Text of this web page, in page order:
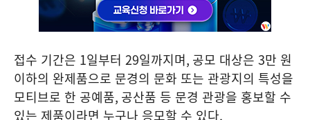
접수 기간은 1일부터 29일까지며, 공모 대상은 3만 원
이하의 완제품으로 문경의 문화 또는 관광지의 특성을
모티브로 한 공예품, 공산품 등 문경 관광을 홍보할 수
있는 제품이라면 누구나 응모할 수 있다.